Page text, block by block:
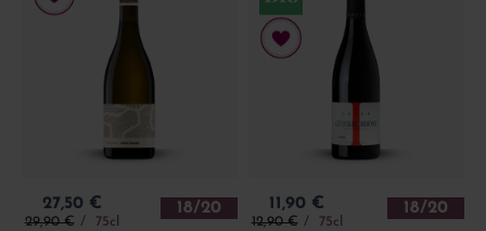
Prix
27,50 €
Prix de base
29,90 € 75cl
18/20 Prix
11,90 €
Prix de base
12,90 € 75cl
18/20